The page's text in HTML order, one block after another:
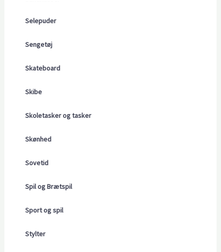
Selepuder
Sengetøj
Skateboard
Skibe
Skoletasker og tasker
Skønhed
Sovetid
Spil og Brætspil
Sport og spil
Stylter